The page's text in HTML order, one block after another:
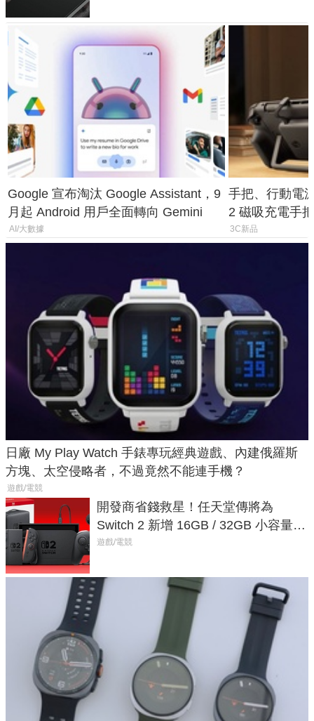
Google 宣布淘汰 Google Assistant，9
月起 Android 用戶全面轉向 Gemini
AI/大數據
手把、行動電
2 磁吸充電手
倍
3C新品
日廠 My Play Watch 手錶專玩經典遊戲、內建俄羅斯
方塊、太空侵略者，不過竟然不能連手機？
遊戲/電競
開發商省錢救星！任天堂傳將為
Switch 2 新增 16GB / 32GB 小容量遊
戲卡的選擇
遊戲/電競